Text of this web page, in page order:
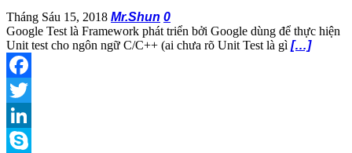
Tháng Sáu 15, 2018 Mr.Shun 0
Google Test là Framework phát triển bởi Google dùng để thực hiện
Unit test cho ngôn ngữ C/C++ (ai chưa rõ Unit Test là gì […]
Facebook
Twitter
LinkedIn